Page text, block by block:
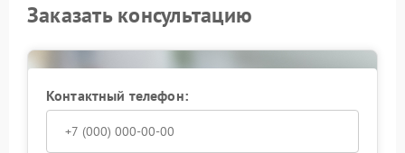
Заказать консультацию
Контактный телефон: